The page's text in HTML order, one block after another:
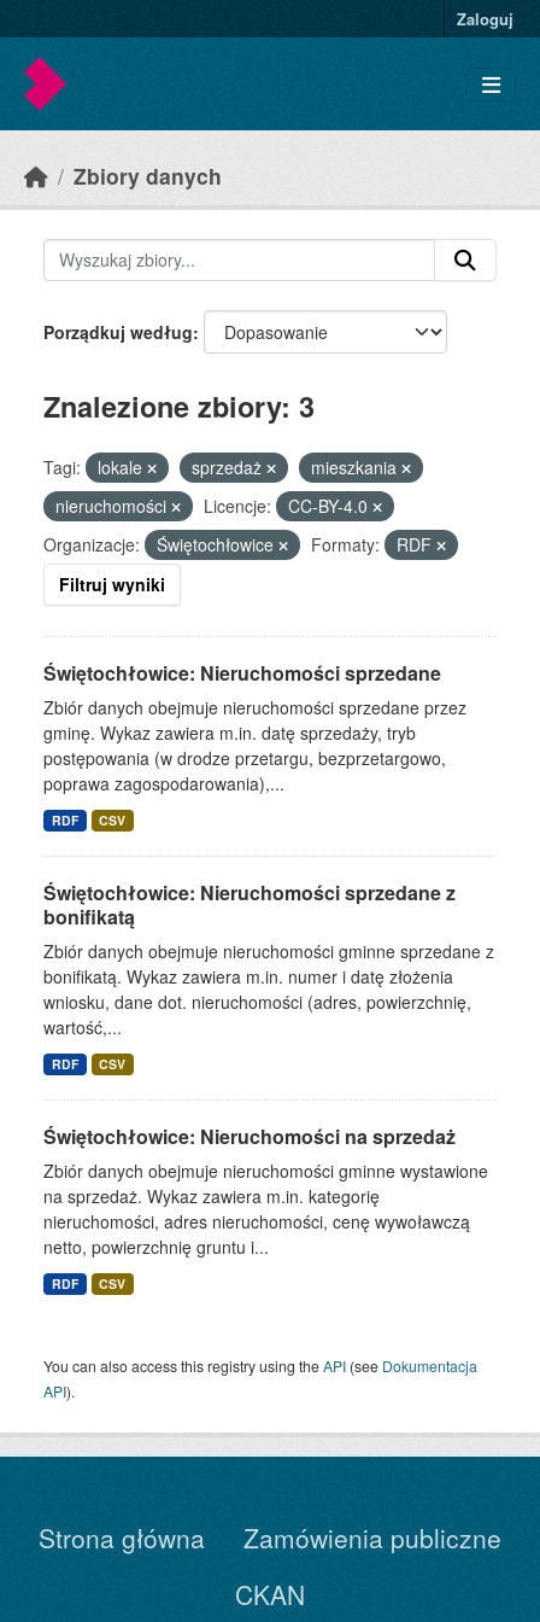
Zaloguj
Zbiory danych
Porządkuj według
Znalezione zbiory: 3
Tagi: lokale sprzedaż
mieszkania
nieruchomości
Licencje:
CC-BY-4.0
Organizacje:
Świętochłowice Formaty:
RDF
Filtruj wyniki
Świętochłowice: Nieruchomości sprzedane
Zbiór danych obejmuje nieruchomości sprzedane przez
gminę. Wykaz zawiera m.in. datę sprzedaży, tryb
postępowania (w drodze przetargu, bezprzetargowo,
poprawa zagospodarowania),...
RDF CSV
Świętochłowice: Nieruchomości sprzedane z
bonifikatą
Zbiór danych obejmuje nieruchomości gminne sprzedane z
bonifikatą. Wykaz zawiera m.in. numer i datę złożenia
wniosku, dane dot. nieruchomości (adres, powierzchnię,
wartość,...
RDF CSV
Świętochłowice: Nieruchomości na sprzedaż
Zbiór danych obejmuje nieruchomości gminne wystawione
na sprzedaż. Wykaz zawiera m.in. kategorię
nieruchomości, adres nieruchomości, cenę wywoławczą
netto, powierzchnię gruntu i...
RDF CSV
You can also access this registry using theAPI (see Dokumentacja
API).
Strona główna
Zamówienia publiczne
CKAN